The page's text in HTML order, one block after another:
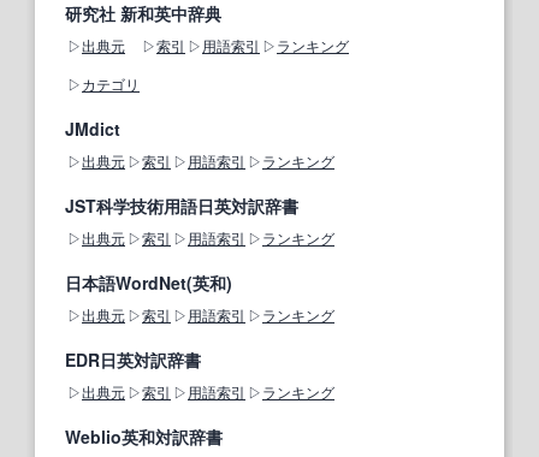
研究社 新和英中辞典
出典元 索引 用語索引
ランキング
カテゴリ
JMdict
出典元 索引 用語索引 ランキング
JST科学技術用語日英対訳辞書
出典元 索引 用語索引 ランキング
日本語WordNet(英和)
出典元 索引 用語索引 ランキング
EDR日英対訳辞書
出典元 索引 用語索引 ランキング
Weblio英和対訳辞書